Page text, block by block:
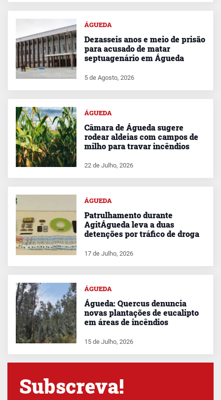
ÁGUEDA
Dezasseis anos e meio de prisão
para acusado de matar
septuagenário em Águeda
5 de Agosto, 2026
ÁGUEDA
Câmara de Águeda sugere
rodear aldeias com campos de
milho para travar incêndios
22 de Julho, 2026
ÁGUEDA
Patrulhamento durante
AgitÁgueda leva a duas
detenções por tráfico de droga
17 de Julho, 2026
ÁGUEDA
Águeda: Quercus denuncia
novas plantações de eucalipto
em áreas de incêndios
15 de Julho, 2026
Subscreva!